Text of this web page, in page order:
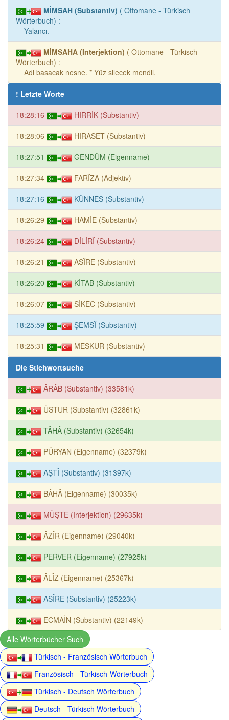
MİMSAH (Substantiv) ( Ottomane - Türkisch
Wörterbuch) :
Yalancı.
MİMSAHA (Interjektion) ( Ottomane - Türkisch
Wörterbuch) :
Adi basacak nesne. * Yüz silecek mendil.
! Letzte Worte
18:28:16 HIRRİK (Substantiv)
18:28:06 HIRASET (Substantiv)
18:27:51 GENDÜM (Eigenname)
18:27:34 FARÎZA (Adjektiv)
18:27:16 KÜNNES (Substantiv)
18:26:29 HAMİE (Substantiv)
18:26:24 DİLİRÎ (Substantiv)
18:26:21 ASÎRE (Substantiv)
18:26:20 KİTAB (Substantiv)
18:26:07 SİKEC (Substantiv)
18:25:59 ŞEMSÎ (Substantiv)
18:25:31 MESKUR (Substantiv)
Die Stichwortsuche
ÂRÂB (Substantiv) (33581k)
ÜSTUR (Substantiv) (32861k)
TÂHÂ (Substantiv) (32654k)
PÜRYAN (Eigenname) (32379k)
AŞTÎ (Substantiv) (31397k)
BÂHÂ (Eigenname) (30035k)
MÜŞTE (Interjektion) (29635k)
ÂZÎR (Eigenname) (29040k)
PERVER (Eigenname) (27925k)
ÂLÎZ (Eigenname) (25367k)
ASÎRE (Substantiv) (25223k)
ECMAİN (Substantiv) (22149k)
Alle Wörterbücher Such
Türkisch - Französisch Wörterbuch
Französisch - Türkisch-Wörterbuch
Türkisch - Deutsch Wörterbuch
Deutsch - Türkisch Wörterbuch